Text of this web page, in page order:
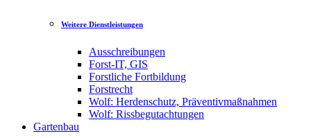
Weitere Dienstleistungen
Ausschreibungen
Forst-IT, GIS
Forstliche Fortbildung
Forstrecht
Wolf: Herdenschutz, Präventivmaßnahmen
Wolf: Rissbegutachtungen
Gartenbau